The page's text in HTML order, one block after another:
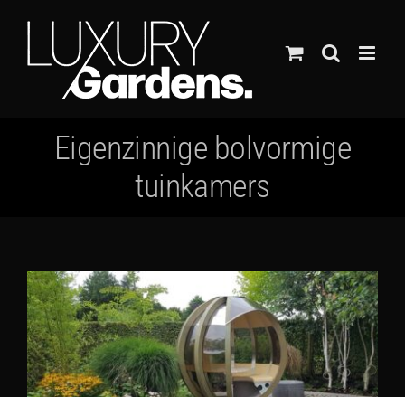
inhoud
Eigenzinnige bolvormige
tuinkamers
Bekijk
grotere
afbeelding